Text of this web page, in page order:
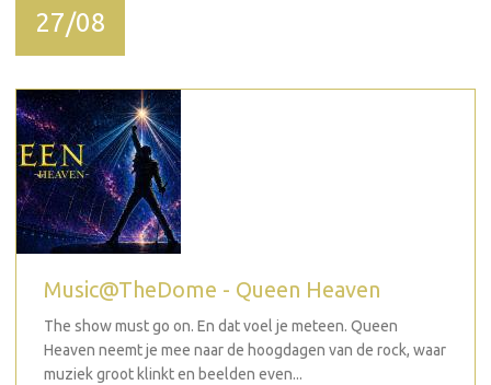
27/08
Music@TheDome - Queen Heaven
The show must go on. En dat voel je meteen. Queen
Heaven neemt je mee naar de hoogdagen van de rock, waar
muziek groot klinkt en beelden even...